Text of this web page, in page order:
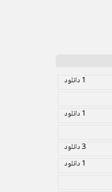
1 دانلود
1 دانلود
3 دانلود
1 دانلود